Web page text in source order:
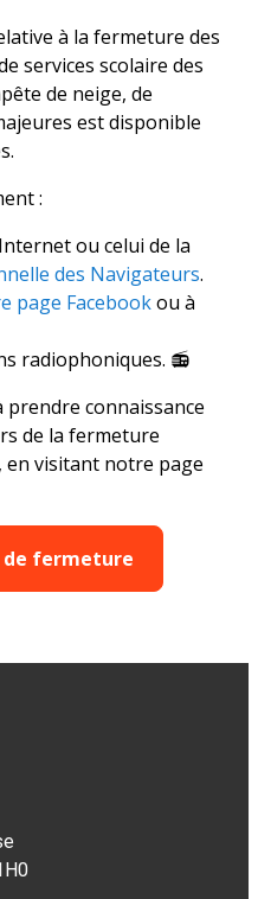
à la fermeture des
services scolaire des
de neige, de
est disponible
:
ou celui de la
des Navigateurs.
page Facebookou à
radiophoniques. 📻
connaissance
de la fermeture
en visitant notre page
de fermeture